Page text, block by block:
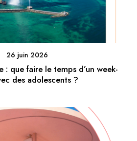
26 juin 2026
: que faire le temps d’un week-
des adolescents ?